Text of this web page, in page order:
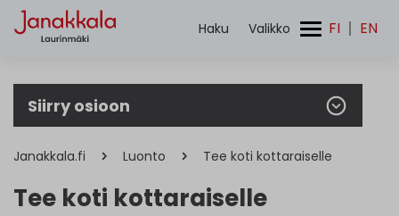
Etsi:
Haku Valikko FI EN
Siirry osioon
Janakkala.fi Luonto Tee koti kottaraiselle
Tee koti kottaraiselle